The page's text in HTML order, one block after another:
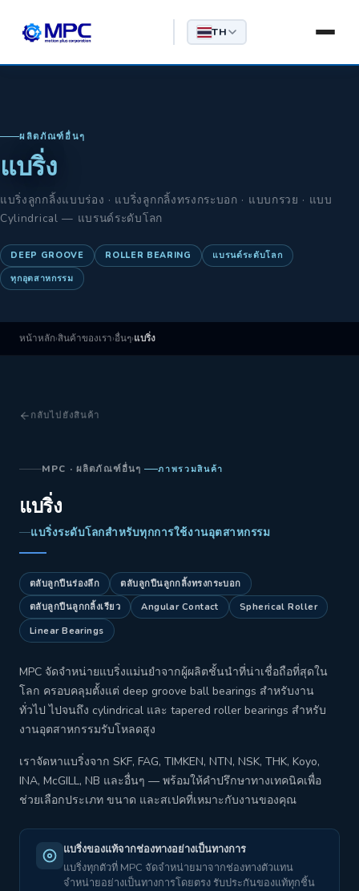
TH
ผลิตภัณฑ์อื่นๆ
แบริ่ง
แบริ่งลูกกลิ้งแบบร่อง · แบริ่งลูกกลิ้งทรงกระบอก · แบบกรวย · แบบ
Cylindrical — แบรนด์ระดับโลก
DEEP GROOVE ROLLER BEARING
แบรนด์ระดับโลก
ทุกอุตสาหกรรม
หน้าหลัก›สินค้าของเรา›อื่นๆ›แบริ่ง
กลับไปยังสินค้า
MPC · ผลิตภัณฑ์อื่นๆ ภาพรวมสินค้า
แบริ่ง
แบริ่งระดับโลกสำหรับทุกการใช้งานอุตสาหกรรม
ตลับลูกปืนร่องลึก
ตลับลูกปืนลูกกลิ้งทรงกระบอก
ตลับลูกปืนลูกกลิ้งเรียว
Angular Contact
Spherical Roller
Linear Bearings
MPC จัดจำหน่ายแบริ่งแม่นยำจากผู้ผลิตชั้นนำที่น่าเชื่อถือที่สุดใน
โลก ครอบคลุมตั้งแต่ deep groove ball bearings สำหรับงาน
ทั่วไป ไปจนถึง cylindrical และ tapered roller bearings สำหรับ
งานอุตสาหกรรมรับโหลดสูง
เราจัดหาแบริ่งจาก SKF, FAG, TIMKEN, NTN, NSK, THK, Koyo,
INA, McGILL, NB และอื่นๆ — พร้อมให้คำปรึกษาทางเทคนิคเพื่อ
ช่วยเลือกประเภท ขนาด และสเปคที่เหมาะกับงานของคุณ
แบริ่งของแท้จากช่องทางอย่างเป็นทางการ
แบริ่งทุกตัวที่ MPC จัดจำหน่ายมาจากช่องทางตัวแทน
จำหน่ายอย่างเป็นทางการโดยตรง รับประกันของแท้ทุกชิ้น